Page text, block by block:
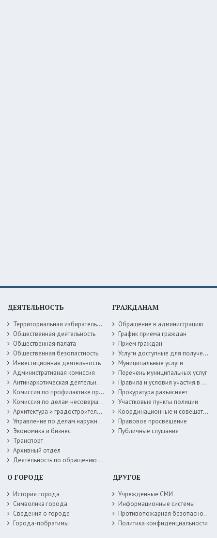
ДЕЯТЕЛЬНОСТЬ
Территориальная избирательная комиссия
Общественная деятельность
Общественная палата
Общественная безопастность
Инвестиционная деятельность
Административная комиссия
Антинаркотическая деятельность
Комиссия по профилактике правонарушений
Комиссия по делам несовершеннолетних
Архитектура и градостроительство
Управление по делам наружной рекламы
Экономика и бизнес
Транспорт
Архивный отдел
Деятельность по обращению с животными без владельцев
ГРАЖДАНАМ
Обращение в администрацию
График приема граждан
Прием граждан
Услуги доступные для получения в электронной форме
Муниципальные услуги
Перечень муниципальных услуг
Правила и условия участия в жилищных программах
Прокуратура разъясняет
Участковые пункты полиции
Координационные и совещательные органы
Правовое просвещение
Публичные слушания
О ГОРОДЕ
История города
Символика города
Сведения о городе
Города-побратимы
ДРУГОЕ
Учрежденные СМИ
Информационные системы
Противопожарная безопасность
Политика конфиденциальности